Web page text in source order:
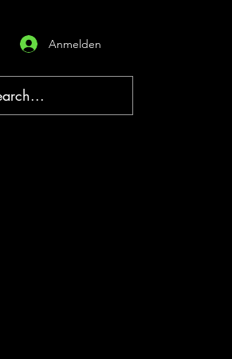
Anmelden